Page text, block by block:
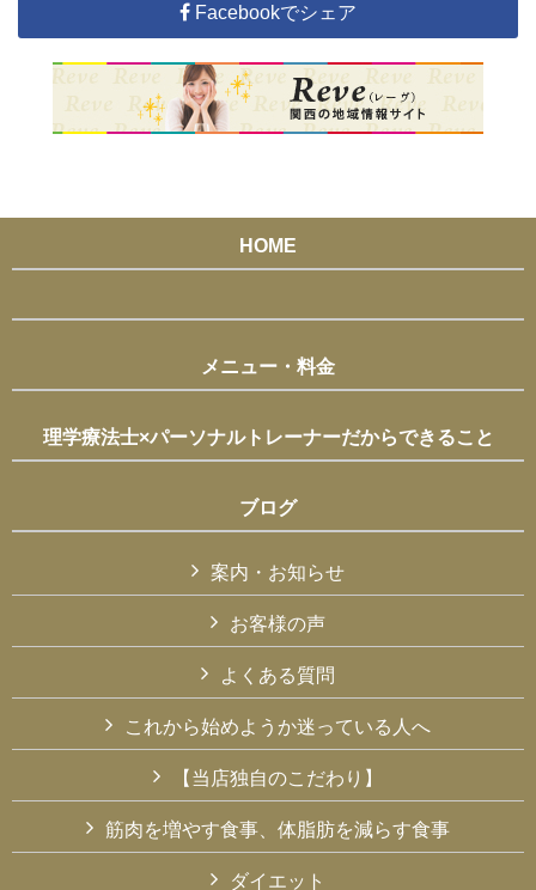
Facebookでシェア
HOME
メニュー・料金
理学療法士×パーソナルトレーナーだからできること
ブログ
案内・お知らせ
お客様の声
よくある質問
これから始めようか迷っている人へ
【当店独自のこだわり】
筋肉を増やす食事、体脂肪を減らす食事
ダイエット